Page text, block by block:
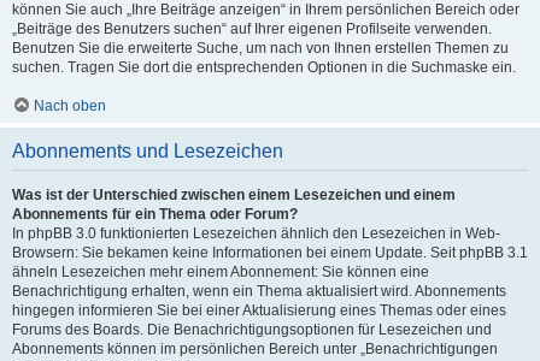
können Sie auch „Ihre Beiträge anzeigen“ in Ihrem persönlichen Bereich oder
„Beiträge des Benutzers suchen“ auf Ihrer eigenen Profilseite verwenden.
Benutzen Sie die erweiterte Suche, um nach von Ihnen erstellen Themen zu
suchen. Tragen Sie dort die entsprechenden Optionen in die Suchmaske ein.
Nach oben
Abonnements und Lesezeichen
Was ist der Unterschied zwischen einem Lesezeichen und einem
Abonnements für ein Thema oder Forum?
In phpBB 3.0 funktionierten Lesezeichen ähnlich den Lesezeichen in Web-
Browsern: Sie bekamen keine Informationen bei einem Update. Seit phpBB 3.1
ähneln Lesezeichen mehr einem Abonnement: Sie können eine
Benachrichtigung erhalten, wenn ein Thema aktualisiert wird. Abonnements
hingegen informieren Sie bei einer Aktualisierung eines Themas oder eines
Forums des Boards. Die Benachrichtigungsoptionen für Lesezeichen und
Abonnements können im persönlichen Bereich unter „Benachrichtigungen